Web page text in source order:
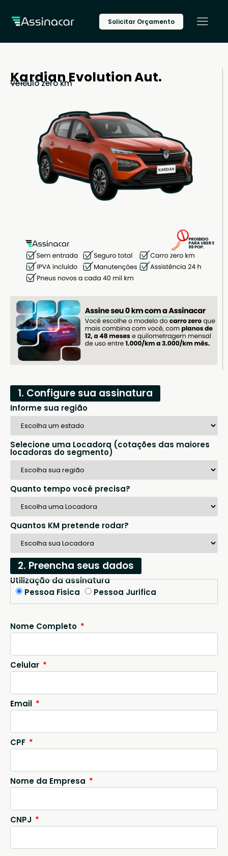
Solicitar Orçamento
Kardian Evolution Aut.
Veículo zero km
1. Configure sua assinatura
Informe sua região
Selecione uma Locadora (cotações das maiores
locadoras do segmento)
Quanto tempo você precisa?
Quantos KM pretende rodar?
2. Preencha seus dados
Utilização da assinatura
Pessoa Fisica
Pessoa Jurifica
Nome Completo
Celular
Email
CPF
Nome da Empresa
CNPJ